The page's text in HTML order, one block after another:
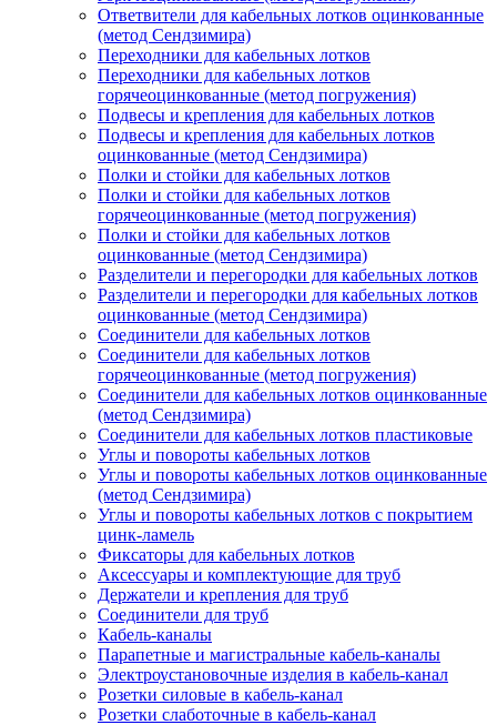
Ответвители для кабельных лотков оцинкованные
(метод Сендзимира)
Переходники для кабельных лотков
Переходники для кабельных лотков
горячеоцинкованные (метод погружения)
Подвесы и крепления для кабельных лотков
Подвесы и крепления для кабельных лотков
оцинкованные (метод Сендзимира)
Полки и стойки для кабельных лотков
Полки и стойки для кабельных лотков
горячеоцинкованные (метод погружения)
Полки и стойки для кабельных лотков
оцинкованные (метод Сендзимира)
Разделители и перегородки для кабельных лотков
Разделители и перегородки для кабельных лотков
оцинкованные (метод Сендзимира)
Соединители для кабельных лотков
Соединители для кабельных лотков
горячеоцинкованные (метод погружения)
Соединители для кабельных лотков оцинкованные
(метод Сендзимира)
Соединители для кабельных лотков пластиковые
Углы и повороты кабельных лотков
Углы и повороты кабельных лотков оцинкованные
(метод Сендзимира)
Углы и повороты кабельных лотков с покрытием
цинк-ламель
Фиксаторы для кабельных лотков
Аксессуары и комплектующие для труб
Держатели и крепления для труб
Соединители для труб
Кабель-каналы
Парапетные и магистральные кабель-каналы
Электроустановочные изделия в кабель-канал
Розетки силовые в кабель-канал
Розетки слаботочные в кабель-канал